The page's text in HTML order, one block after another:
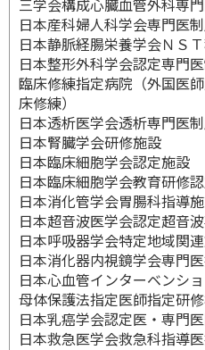
三学会構成心臓血管外科専
日本産科婦人科学会専門医
日本静脈経腸栄養学会ＮＳ
日本整形外科学会認定専門
臨床修練指定病院（外国医
床修練）
日本透析医学会透析専門医
日本腎臓学会研修施設
日本臨床細胞学会認定施設
日本臨床細胞学会教育研修
日本消化管学会胃腸科指導
日本超音波医学会認定超音
日本呼吸器学会特定地域関
日本消化器内視鏡学会専門
日本心血管インターベンシ
母体保護法指定医師指定研
日本乳癌学会認定医・専門
日本救急医学会救急科指導